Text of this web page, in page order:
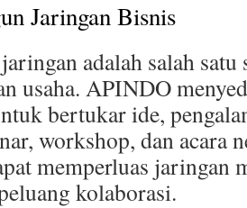
Jaringan Bisnis
adalah salah
usaha. APINDO
bertukar ide,
workshop, dan acara
memperluas jaringan
kolaborasi.